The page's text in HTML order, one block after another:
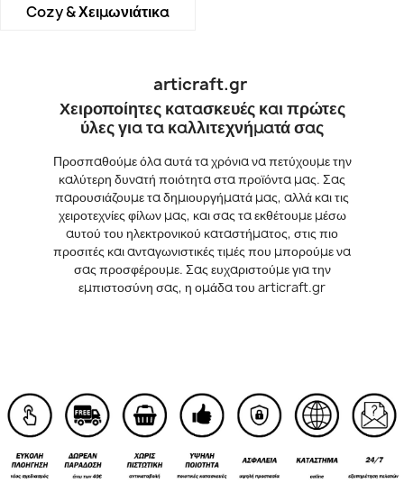
Cozy & Χειμωνιάτικα
articraft.gr
Χειροποίητες κατασκευές και πρώτες
ύλες για τα καλλιτεχνήματά σας
Προσπαθούμε όλα αυτά τα χρόνια να πετύχουμε την
καλύτερη δυνατή ποιότητα στα προϊόντα μας. Σας
παρουσιάζουμε τα δημιουργήματά μας, αλλά και τις
χειροτεχνίες φίλων μας, και σας τα εκθέτουμε μέσω
αυτού του ηλεκτρονικού καταστήματος, στις πιο
προσιτές και ανταγωνιστικές τιμές που μπορούμε να
σας προσφέρουμε. Σας ευχαριστούμε για την
εμπιστοσύνη σας, η ομάδα του articraft.gr